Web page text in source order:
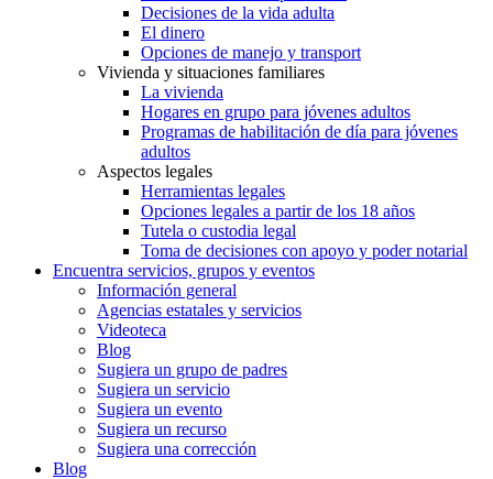
Decisiones de la vida adulta
El dinero
Opciones de manejo y transport
Vivienda y situaciones familiares
La vivienda
Hogares en grupo para jóvenes adultos
Programas de habilitación de día para jóvenes
adultos
Aspectos legales
Herramientas legales
Opciones legales a partir de los 18 años
Tutela o custodia legal
Toma de decisiones con apoyo y poder notarial
Encuentra servicios, grupos y eventos
Información general
Agencias estatales y servicios
Videoteca
Blog
Sugiera un grupo de padres
Sugiera un servicio
Sugiera un evento
Sugiera un recurso
Sugiera una corrección
Blog